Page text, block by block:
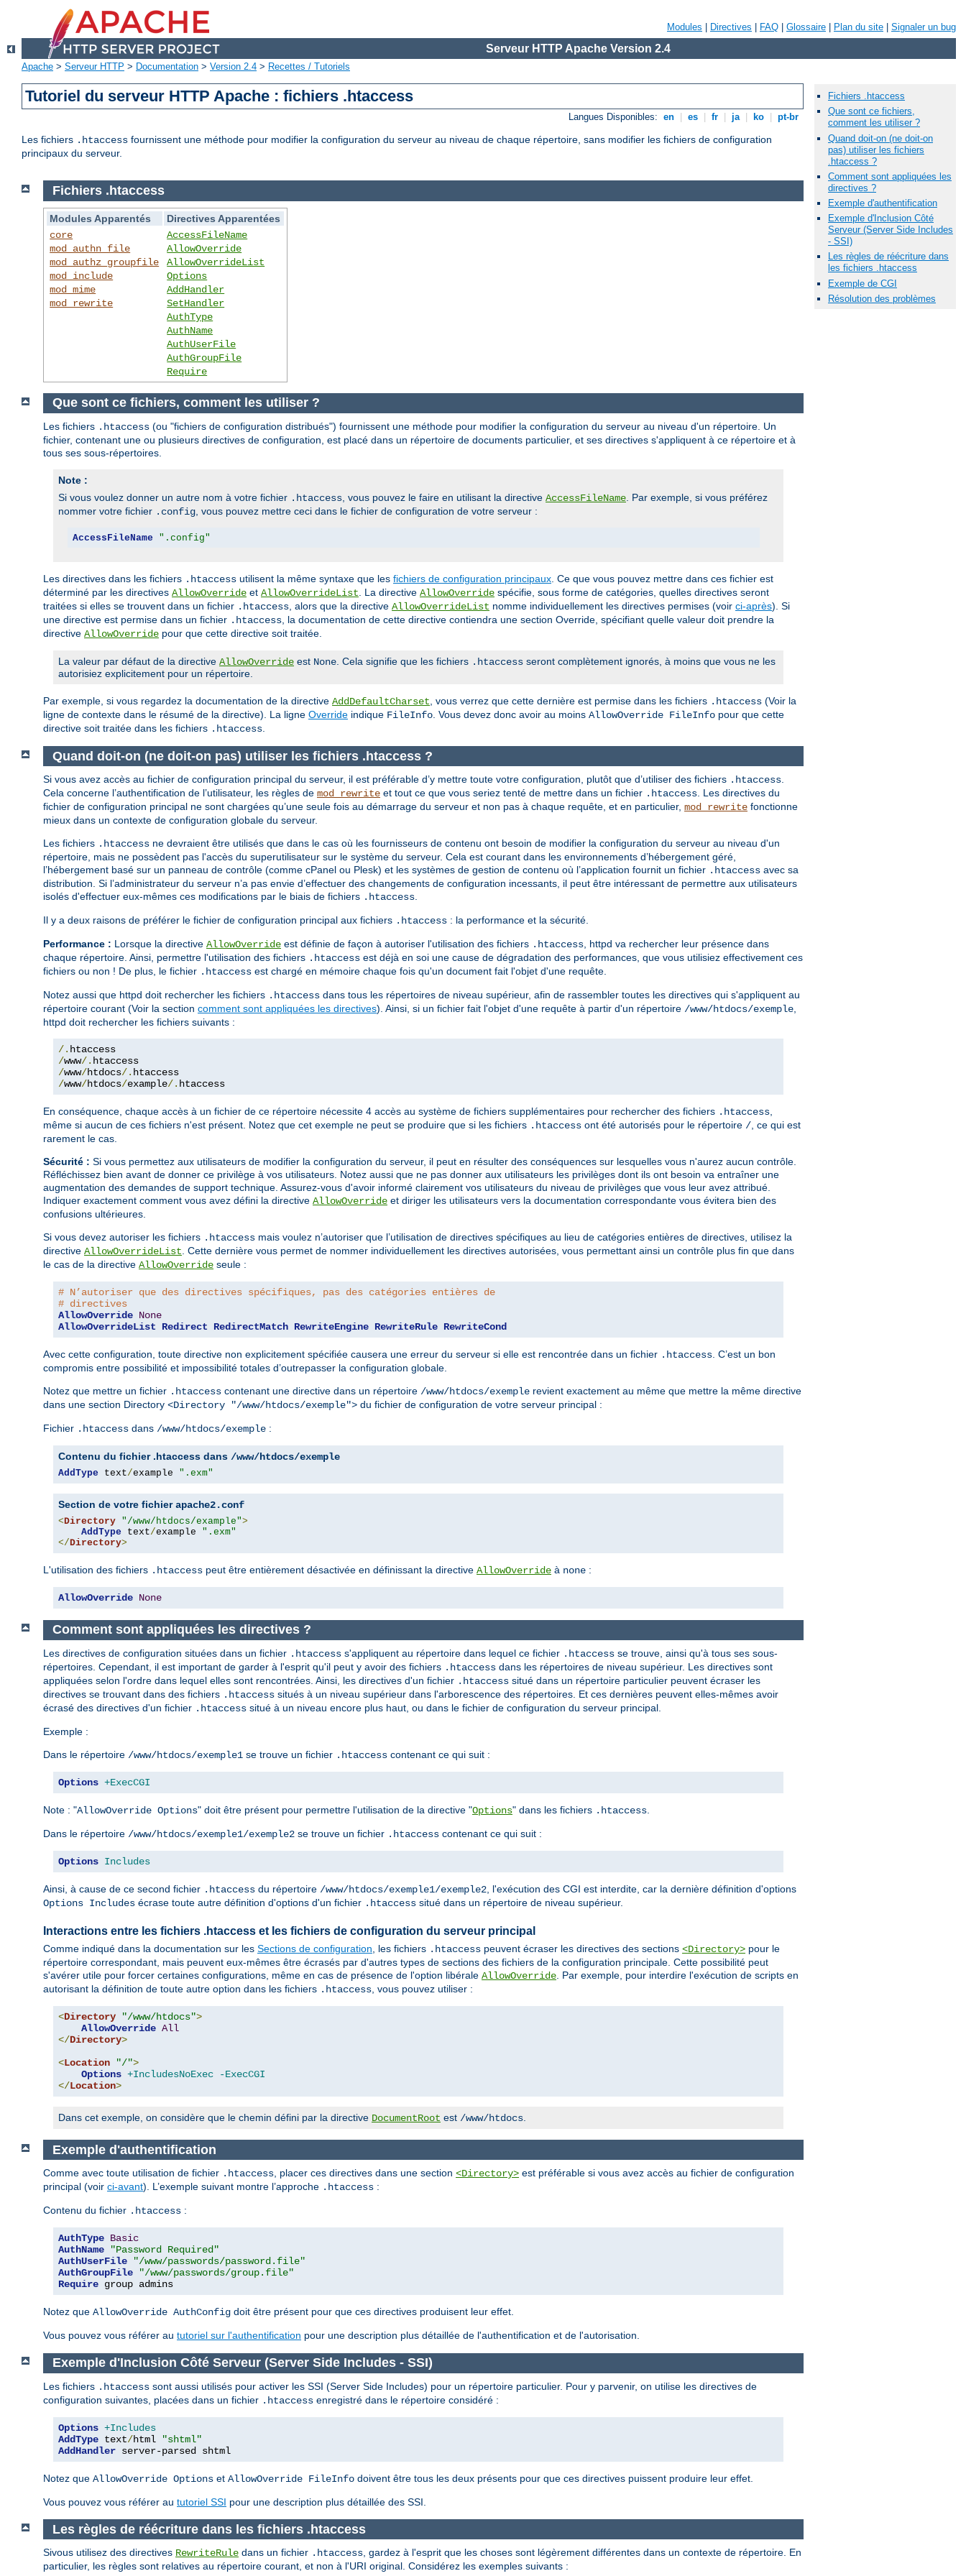
Modules Directives FAQ Glossaire Plan du site Signaler un bug
Serveur HTTP Apache Version 2.4
Apache > Serveur HTTP > Documentation > Version 2.4 > Recettes / Tutoriels
Tutoriel du serveur HTTP Apache : fichiers .htaccess
Langues Disponibles: en es fr ja ko pt-br
Les fichiers .htaccess fournissent une méthode pour modifier la configuration du serveur au niveau de chaque répertoire, sans modifier les fichiers de configuration
principaux du serveur.
Fichiers .htaccess
Modules Apparentés
Directives Apparentées
core
mod_authn_file
mod_authz_groupfile
mod_include
mod_mime
mod_rewrite
AccessFileName
AllowOverride
AllowOverrideList
Options
AddHandler
SetHandler
AuthType
AuthName
AuthUserFile
AuthGroupFile
Require
Que sont ce fichiers, comment les utiliser ?
Les fichiers .htaccess (ou "fichiers de configuration distribués") fournissent une méthode pour modifier la configuration du serveur au niveau d'un répertoire. Un
fichier, contenant une ou plusieurs directives de configuration, est placé dans un répertoire de documents particulier, et ses directives s'appliquent à ce répertoire et à
tous ses sous-répertoires.
Note :
Si vous voulez donner un autre nom à votre fichier .htaccess , vous pouvez le faire en utilisant la directive AccessFileName . Par exemple, si vous préférez
nommer votre fichier .config , vous pouvez mettre ceci dans le fichier de configuration de votre serveur :
AccessFileName ".config"
Les directives dans les fichiers .htaccess utilisent la même syntaxe que les fichiers de configuration principaux . Ce que vous pouvez mettre dans ces fichier est
déterminé par les directives AllowOverride et AllowOverrideList . La directive AllowOverride spécifie, sous forme de catégories, quelles directives seront
traitées si elles se trouvent dans un fichier .htaccess , alors que la directive AllowOverrideList nomme individuellement les directives permises (voir ci-après). Si
une directive est permise dans un fichier .htaccess , la documentation de cette directive contiendra une section Override, spécifiant quelle valeur doit prendre la
directive AllowOverride pour que cette directive soit traitée.
La valeur par défaut de la directive AllowOverride est None . Cela signifie que les fichiers .htaccess seront complètement ignorés, à moins que vous ne les
autorisiez explicitement pour un répertoire.
Par exemple, si vous regardez la documentation de la directive AddDefaultCharset , vous verrez que cette dernière est permise dans les fichiers .htaccess (Voir la
ligne de contexte dans le résumé de la directive). La ligne Override indique FileInfo . Vous devez donc avoir au moins AllowOverride FileInfo pour que cette
directive soit traitée dans les fichiers .htaccess
Quand doit-on (ne doit-on pas) utiliser les fichiers .htaccess ?
Si vous avez accès au fichier de configuration principal du serveur, il est préférable d’y mettre toute votre configuration, plutôt que d’utiliser des fichiers .htaccess.
Cela concerne l’authentification de l’utilisateur, les règles de mod_rewrite et tout ce que vous seriez tenté de mettre dans un fichier .htaccess. Les directives du
fichier de configuration principal ne sont chargées qu’une seule fois au démarrage du serveur et non pas à chaque requête, et en particulier, mod_rewrite fonctionne
mieux dans un contexte de configuration globale du serveur.
Les fichiers .htaccess ne devraient être utilisés que dans le cas où les fournisseurs de contenu ont besoin de modifier la configuration du serveur au niveau d'un
répertoire, mais ne possèdent pas l'accès du superutilisateur sur le système du serveur. Cela est courant dans les environnements d’hébergement géré,
l’hébergement basé sur un panneau de contrôle (comme cPanel ou Plesk) et les systèmes de gestion de contenu où l’application fournit un fichier .htaccess avec sa
distribution. Si l’administrateur du serveur n’a pas envie d’effectuer des changements de configuration incessants, il peut être intéressant de permettre aux utilisateurs
isolés d'effectuer eux-mêmes ces modifications par le biais de fichiers .htaccess.
Il y a deux raisons de préférer le fichier de configuration principal aux fichiers .htaccess : la performance et la sécurité.
Performance : Lorsque la directive AllowOverride est définie de façon à autoriser l'utilisation des fichiers .htaccess, httpd va rechercher leur présence dans
chaque répertoire. Ainsi, permettre l'utilisation des fichiers .htaccess est déjà en soi une cause de dégradation des performances, que vous utilisiez effectivement ces
fichiers ou non ! De plus, le fichier .htaccess est chargé en mémoire chaque fois qu'un document fait l'objet d'une requête.
Notez aussi que httpd doit rechercher les fichiers .htaccess dans tous les répertoires de niveau supérieur, afin de rassembler toutes les directives qui s'appliquent au
répertoire courant (Voir la section comment sont appliquées les directives). Ainsi, si un fichier fait l'objet d'une requête à partir d'un répertoire /www/htdocs/exemple,
httpd doit rechercher les fichiers suivants :
/.
/www/.
/www/htdocs/.
/www/htdocs/example/. htaccess
En conséquence, chaque accès à un fichier de ce répertoire nécessite 4 accès au système de fichiers supplémentaires pour rechercher des fichiers .htaccess,
même si aucun de ces fichiers n'est présent. Notez que cet exemple ne peut se produire que si les fichiers .htaccess ont été autorisés pour le répertoire /, ce qui est
rarement le cas.
Sécurité : Si vous permettez aux utilisateurs de modifier la configuration du serveur, il peut en résulter des conséquences sur lesquelles vous n'aurez aucun contrôle.
Réfléchissez bien avant de donner ce privilège à vos utilisateurs. Notez aussi que ne pas donner aux utilisateurs les privilèges dont ils ont besoin va entraîner une
augmentation des demandes de support technique. Assurez-vous d'avoir informé clairement vos utilisateurs du niveau de privilèges que vous leur avez attribué.
Indiquer exactement comment vous avez défini la directive AllowOverride et diriger les utilisateurs vers la documentation correspondante vous évitera bien des
confusions ultérieures.
Si vous devez autoriser les fichiers .htaccess mais voulez n’autoriser que l’utilisation de directives spécifiques au lieu de catégories entières de directives, utilisez la
directive AllowOverrideList. Cette dernière vous permet de nommer individuellement les directives autorisées, vous permettant ainsi un contrôle plus fin que dans
le cas de la directive AllowOverride seule :
# N’autoriser que des directives spécifiques, pas des catégories entières de
# directives
AllowOverride None
AllowOverrideList
Redirect RedirectMatch RewriteEngine RewriteRule RewriteCond
Avec cette configuration, toute directive non explicitement spécifiée causera une erreur du serveur si elle est rencontrée dans un fichier .htaccess. C’est un bon
compromis entre possibilité et impossibilité totales d’outrepasser la configuration globale.
Notez que mettre un fichier .htaccess contenant une directive dans un répertoire /www/htdocs/exemple revient exactement au même que mettre la même directive
dans une section Directory <Directory "/www/htdocs/exemple"> du fichier de configuration de votre serveur principal :
Fichier .htaccess dans /www/htdocs/exemple :
Contenu du fichier .htaccess dans /www/htdocs/exemple
AddType text/example ".exm"
Section de votre fichierapache2.conf
<Directory "/www/htdocs/example">
AddType text/example ".exm"
</Directory>
L'utilisation des fichiers .htaccess peut être entièrement désactivée en définissant la directive AllowOverride à none :
AllowOverride None
Comment sont appliquées les directives ?
Les directives de configuration situées dans un fichier .htaccess s'appliquent au répertoire dans lequel ce fichier .htaccess se trouve, ainsi qu'à tous ses sous-
répertoires. Cependant, il est important de garder à l'esprit qu'il peut y avoir des fichiers .htaccess dans les répertoires de niveau supérieur. Les directives sont
appliquées selon l'ordre dans lequel elles sont rencontrées. Ainsi, les directives d'un fichier .htaccess situé dans un répertoire particulier peuvent écraser les
directives se trouvant dans des fichiers .htaccess situés à un niveau supérieur dans l'arborescence des répertoires. Et ces dernières peuvent elles-mêmes avoir
écrasé des directives d'un fichier .htaccess situé à un niveau encore plus haut, ou dans le fichier de configuration du serveur principal.
Exemple :
Dans le répertoire /www/htdocs/exemple1 se trouve un fichier .htaccess contenant ce qui suit :
Options +ExecCGI
Note : "AllowOverride Options" doit être présent pour permettre l'utilisation de la directive "Options" dans les fichiers .htaccess
Dans le répertoire /www/htdocs/exemple1/exemple2 se trouve un fichier .htaccess contenant ce qui suit :
Options Includes
Ainsi, à cause de ce second fichier .htaccess du répertoire /www/htdocs/exemple1/exemple2 , l'exécution des CGI est interdite, car la dernière définition d'options
Options Includes écrase toute autre définition d'options d'un fichier .htaccess situé dans un répertoire de niveau supérieur.
Interactions entre les fichiers .htaccess et les fichiers de configuration du serveur principal
Comme indiqué dans la documentation sur les Sections de configuration , les fichiers .htaccess peuvent écraser les directives des sections <Directory> pour le
répertoire correspondant, mais peuvent eux-mêmes être écrasés par d'autres types de sections des fichiers de la configuration principale. Cette possibilité peut
s'avérer utile pour forcer certaines configurations, même en cas de présence de l'option libérale AllowOverride . Par exemple, pour interdire l'exécution de scripts en
autorisant la définition de toute autre option dans les fichiers .htaccess , vous pouvez utiliser :
<Directory "/www/htdocs">
AllowOverride All
</Directory>
<Location "/">
Options +IncludesNoExec
-ExecCGI
</Location>
Dans cet exemple, on considère que le chemin défini par la directive DocumentRoot est /www/htdocs
Exemple d'authentification
Comme avec toute utilisation de fichier .htaccess, placer ces directives dans une section <Directory> est préférable si vous avez accès au fichier de configuration
principal (voir ci-avant). L’exemple suivant montre l’approche .htaccess :
Contenu du fichier .htaccess :
AuthType Basic
AuthName
"Password Required"
AuthUserFile
"/www/passwords/password.file"
AuthGroupFile
"/www/passwords/group.file"
Require group admins
Notez que AllowOverride AuthConfig doit être présent pour que ces directives produisent leur effet.
Vous pouvez vous référer au tutoriel sur l'authentification pour une description plus détaillée de l'authentification et de l'autorisation.
Exemple d'Inclusion Côté Serveur (Server Side Includes - SSI)
Les fichiers .htaccess sont aussi utilisés pour activer les SSI (Server Side Includes) pour un répertoire particulier. Pour y parvenir, on utilise les directives de
configuration suivantes, placées dans un fichier .htaccess enregistré dans le répertoire considéré :
Options +Includes
AddType text/html
"shtml"
AddHandler server-parsed shtml
Notez que AllowOverride Options et AllowOverride FileInfo doivent être tous les deux présents pour que ces directives puissent produire leur effet.
Vous pouvez vous référer au tutoriel SSI pour une description plus détaillée des SSI.
Les règles de réécriture dans les fichiers .htaccess
Sivous utilisez des directives RewriteRule dans un fichier .htaccess , gardez à l'esprit que les choses sont légèrement différentes dans un contexte de répertoire. En
particulier, les règles sont relatives au répertoire courant, et non à l'URI original. Considérez les exemples suivants :
Fichiers .htaccess
Que sont ce fichiers,
comment les utiliser ?
Quand doit-on (ne doit-on
pas) utiliser les fichiers
.htaccess ?
Comment sont appliquées les
directives ?
Exemple d'authentification
Exemple d'Inclusion Côté
Serveur (Server Side Includes
- SSI)
Les règles de réécriture dans
les fichiers .htaccess
Exemple de CGI
Résolution des problèmes